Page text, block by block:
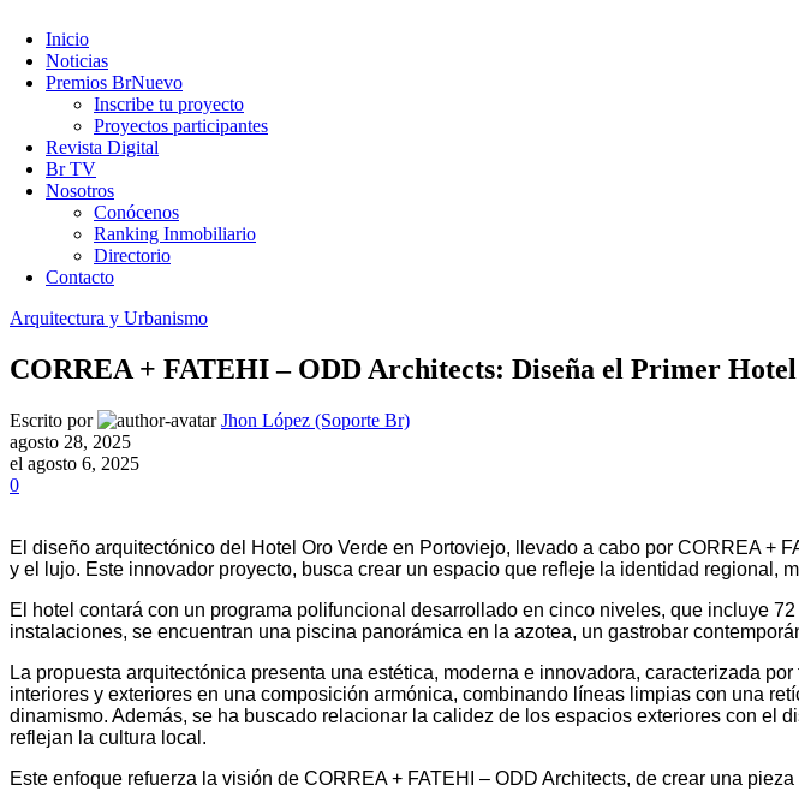
Inicio
Noticias
Premios BrNuevo
Inscribe tu proyecto
Proyectos participantes
Revista Digital
Br TV
Nosotros
Conócenos
Ranking Inmobiliario
Directorio
Contacto
Arquitectura y Urbanismo
CORREA + FATEHI – ODD Architects: Diseña el Primer
Escrito por
Jhon López (Soporte Br)
agosto 28, 2025
el agosto 6, 2025
0
El diseño arquitectónico del Hotel Oro Verde en Portoviejo, llevado a cabo por CORREA +
y el lujo. Este innovador proyecto, busca crear un espacio que refleje la identidad regional,
El hotel contará con un programa polifuncional desarrollado en cinco niveles, que incluye
instalaciones, se encuentran una piscina panorámica en la azotea, un gastrobar
La propuesta arquitectónica presenta una estética, moderna e innovadora, caracterizada
interiores y exteriores en una composición armónica, combinando líneas limpias con una
dinamismo. Además, se ha buscado relacionar la calidez de los espacios exteriores con el
reflejan la cultura local.
Este enfoque refuerza la visión de CORREA + FATEHI – ODD Architects, de crear una